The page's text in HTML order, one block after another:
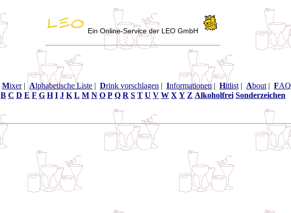
Ein Online-Service der LEO GmbH
Mixer| Alphabetische Liste | Drink vorschlagen | Informationen| Hitlist | About | FAQ
B C D E F G H I J K L M N O P Q R S T U V W X Y Z Alkoholfrei Sonderzeichen